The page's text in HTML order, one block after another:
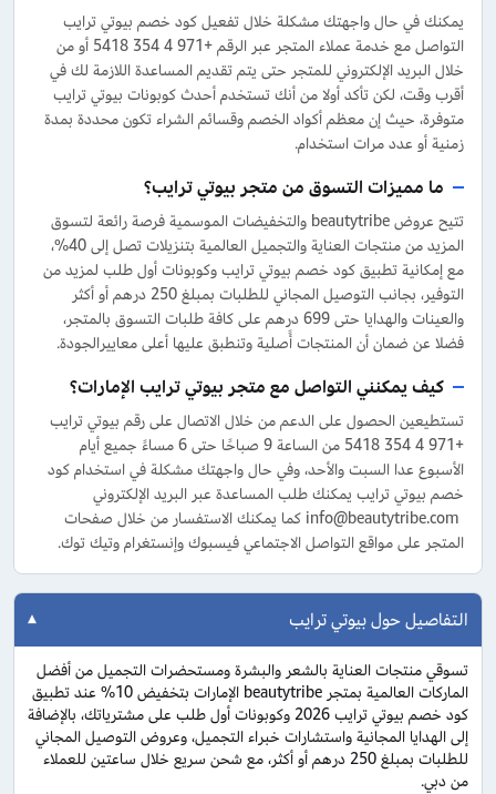
يمكنك في حال واجهتك مشكلة خلال تفعيل كود خصم بيوتي ترايب
التواصل مع خدمة عملاء المتجر عبر الرقم +971 4 354 5418 أو من
خلال البريد الإلكتروني للمتجر حتى يتم تقديم المساعدة اللازمة لك في
أقرب وقت، لكن تأكد أولا من أنك تستخدم أحدث كوبونات بيوتي ترايب
متوفرة، حيث إن معظم أكواد الخصم وقسائم الشراء تكون محددة بمدة
زمنية أو عدد مرات استخدام.
ما مميزات التسوق من متجر بيوتي ترايب؟
تتيح عروض beautytribe والتخفيضات الموسمية فرصة رائعة لتسوق
المزيد من منتجات العناية والتجميل العالمية بتنزيلات تصل إلى 40%،
مع إمكانية تطبيق كود خصم بيوتي ترايب وكوبونات أول طلب لمزيد من
التوفير، بجانب التوصيل المجاني للطلبات بمبلغ 250 درهم أو أكثر
والعينات والهدايا حتى 699 درهم على كافة طلبات التسوق بالمتجر،
فضلا عن ضمان أن المنتجات أًصلية وتنطبق عليها أعلى معاييرالجودة.
كيف يمكنني التواصل مع متجر بيوتي ترايب الإمارات؟
تستطيعين الحصول على الدعم من خلال الاتصال على رقم بيوتي ترايب
+971 4 354 5418 من الساعة 9 صباحًا حتى 6 مساءً جميع أيام
الأسبوع عدا السبت والأحد، وفي حال واجهتك مشكلة في استخدام كود
خصم بيوتي ترايب يمكنك طلب المساعدة عبر البريد الإلكتروني
info@beautytribe.com كما يمكنك الاستفسار من خلال صفحات
المتجر على مواقع التواصل الاجتماعي فيسبوك وإنستغرام وتيك توك.
التفاصيل حول بيوتي ترايب
تسوقي منتجات العناية بالشعر والبشرة ومستحضرات التجميل من أفضل
الماركات العالمية بمتجر beautytribe الإمارات بتخفيض 10% عند تطبيق
كود خصم بيوتي ترايب 2026 وكوبونات أول طلب على مشترياتك، بالإضافة
إلى الهدايا المجانية واستشارات خبراء التجميل، وعروض التوصيل المجاني
للطلبات بمبلغ 250 درهم أو أكثر، مع شحن سريع خلال ساعتين للعملاء
من دبي.